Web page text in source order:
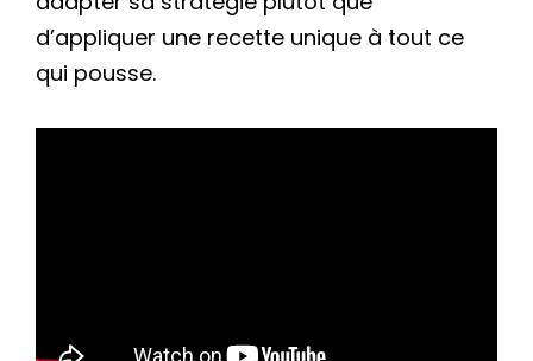
d’appliquer une recette unique à tout ce
qui pousse.